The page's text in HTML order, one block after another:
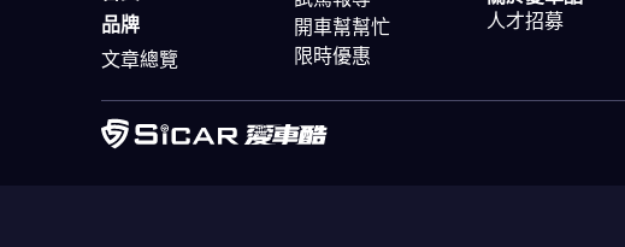
品牌
文章總覽
開車幫幫忙
限時優惠
人才招募